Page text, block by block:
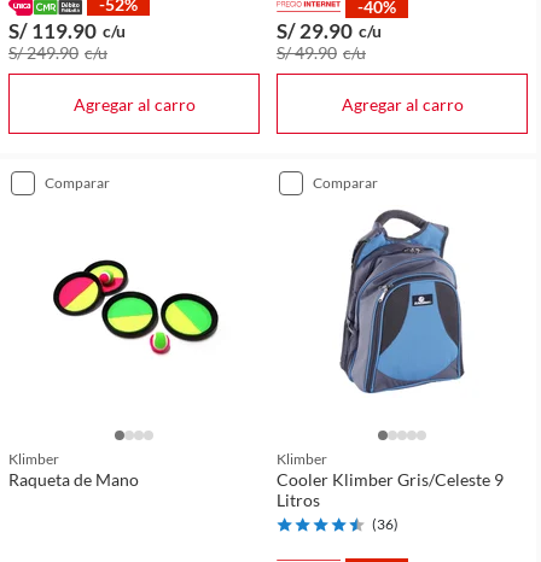
S/ 119.90 c/u
S/ 249.90 c/u
Agregar al carro
-40%
S/ 29.90 c/u
S/ 49.90 c/u
Agregar al carro
comparar
Klimber
Raqueta de Mano
comparar
Klimber
Cooler Klimber Gris/Celeste 9
Litros
(36)